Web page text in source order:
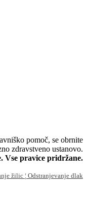
pomoč, se obrnite
zdravstveno ustanovo.
Vse pravice pridržane.
žilic ¦ Odstranjevanje dlak